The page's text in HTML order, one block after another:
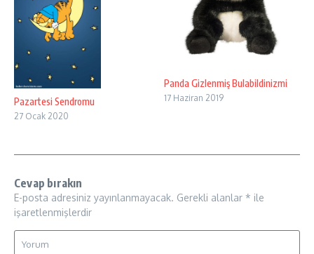
Pazartesi Sendromu
27 Ocak 2020
Panda Gizlenmiş Bulabildinizmi
17 Haziran 2019
Cevap bırakın
E-posta adresiniz yayınlanmayacak. Gerekli alanlar * ile
işaretlenmişlerdir